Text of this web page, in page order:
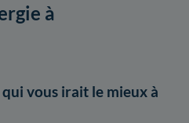
à
vous irait le mieux à